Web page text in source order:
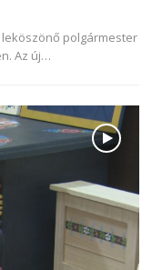
polgármester
Az új…